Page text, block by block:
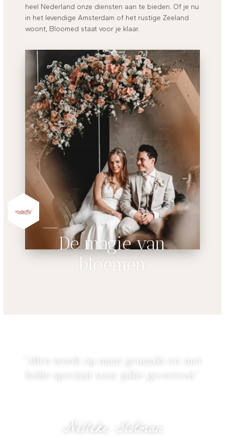
heel Nederland onze diensten aan te bieden. Of je nu
in het levendige Amsterdam of het rustige Zeeland
woont, Bloomed staat voor je klaar.
De magie van
bloemen
“Alles wordt op maat gemaakt en met
liefde speciaal voor jullie gecreëerd.”
Nelleke Slotman